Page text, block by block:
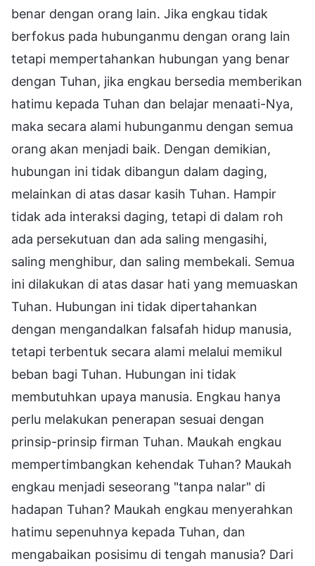
benar dengan orang lain. Jika engkau tidak
berfokus pada hubunganmu dengan orang lain
tetapi mempertahankan hubungan yang benar
dengan Tuhan, jika engkau bersedia memberikan
hatimu kepada Tuhan dan belajar menaati-Nya,
maka secara alami hubunganmu dengan semua
orang akan menjadi baik. Dengan demikian,
hubungan ini tidak dibangun dalam daging,
melainkan di atas dasar kasih Tuhan. Hampir
tidak ada interaksi daging, tetapi di dalam roh
ada persekutuan dan ada saling mengasihi,
saling menghibur, dan saling membekali. Semua
ini dilakukan di atas dasar hati yang memuaskan
Tuhan. Hubungan ini tidak dipertahankan
dengan mengandalkan falsafah hidup manusia,
tetapi terbentuk secara alami melalui memikul
beban bagi Tuhan. Hubungan ini tidak
membutuhkan upaya manusia. Engkau hanya
perlu melakukan penerapan sesuai dengan
prinsip-prinsip firman Tuhan. Maukah engkau
mempertimbangkan kehendak Tuhan? Maukah
engkau menjadi seseorang "tanpa nalar" di
hadapan Tuhan? Maukah engkau menyerahkan
hatimu sepenuhnya kepada Tuhan, dan
mengabaikan posisimu di tengah manusia? Dari